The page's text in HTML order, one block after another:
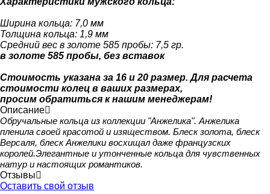
Ширина кольца: 7,0 мм
Толщина кольца: 1,9 мм
Средний вес в золоте 585 пробы: 7,5 гр.
в золоте 585 пробы, без вставок
Стоимость указана за 16 и 20 размер. Для расчета
стоимости колец в ваших размерах,
просим обратиться к нашим менеджерам!
Описание
Обручальные кольца из коллекции "Анжелика". Анжелика
пленила своей красотой и изяществом. Блеск золота, блеск
Версаля, блеск Анжелики восхищал даже французских
королей.Элегантные и утонченные кольца для чувственных
натур и настоящих романтиков.
Отзывы
Оставить свой отзыв